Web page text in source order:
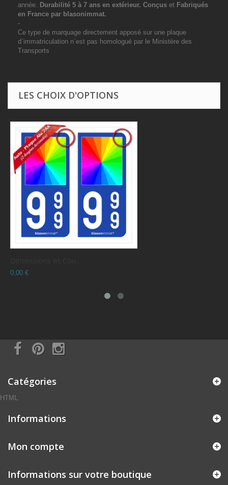
année. Durabilité 5 à 7 ans en extérieur. Conçus et Fabriqués
en France par blasonimmat.
-
Ce type de marquage directement apposé sur une plaque
d`immatriculation n`est pas homologué par le Ministère des
Transports
LES CHOIX D'OPTIONS
0,00 €
Catégories
HTML
Informations
Mon compte
Informations sur votre boutique